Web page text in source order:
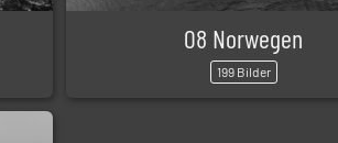
08 Norwegen
199 Bilder